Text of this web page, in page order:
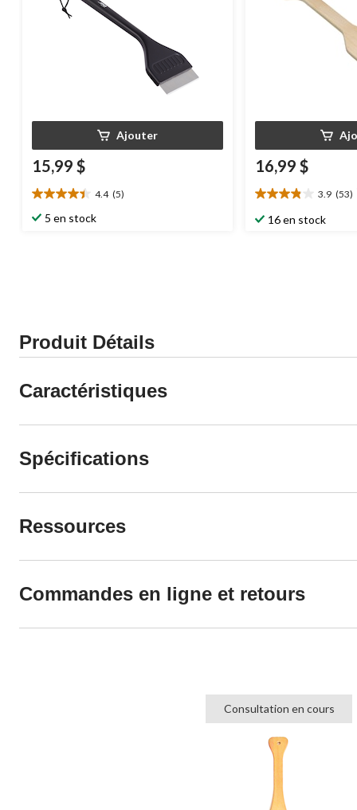
Ajouter
15,99 $
4.4 (5)
4.4
étoile(s)
5 en stock
16,99 $
3.9 (53)
3.9
étoile(s)
16 en stock
Produit Détails
Caractéristiques
Spécifications
Ressources
Commandes en ligne et retours
Consultation en cours